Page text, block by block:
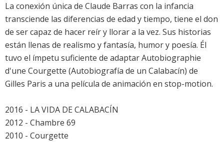
La conexión única de Claude Barras con la infancia
transciende las diferencias de edad y tiempo, tiene el don
de ser capaz de hacer reír y llorar a la vez. Sus historias
están llenas de realismo y fantasía, humor y poesía. Él
tuvo el ímpetu suficiente de adaptar Autobiographie
d'une Courgette (Autobiografía de un Calabacín) de
Gilles Paris a una película de animación en stop-motion.
2016 - LA VIDA DE CALABACÍN
2012 - Chambre 69
2010 - Courgette